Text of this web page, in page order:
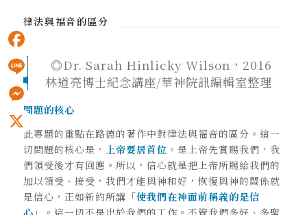
律法與福音的區分
◎Dr. Sarah Hinlicky Wilson，2016
林道亮博士紀念講座/華神院訊編輯室整理
問題的核心
此專題的重點在路德的著作中對律法與福音的區分。這一
切問題的核心是，
上帝要居首位 。是上帝先賞賜我們，我
們領受後才有回應。所以，信心就是把上帝所賜給我們的
加以領受、接受，我們才能與神和好，恢復與神的關係就
是信心，正如新約所講「使我們在神面前稱義的是信
Facebook
Line
Messenger